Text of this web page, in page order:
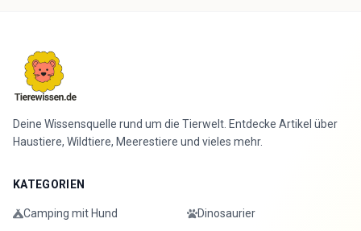
Deine Wissensquelle rund um die Tierwelt. Entdecke Artikel über
Haustiere, Wildtiere, Meerestiere und vieles mehr.
KATEGORIEN
Camping mit Hund
Dinosaurier